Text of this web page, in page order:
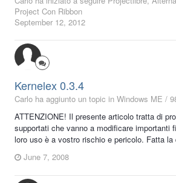
Project Con Ribbon
September 12, 2012
Kernelex 0.3.4
Carlo ha aggiunto un topic in Windows ME /
ATTENZIONE! Il presente articolo tratta di
supportati che vanno a modificare importanti
loro uso è a vostro rischio e pericolo. Fatta
June 7, 2008